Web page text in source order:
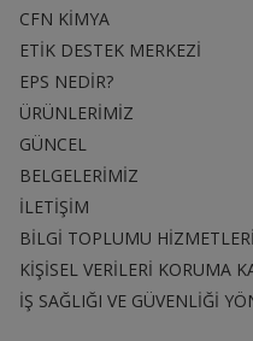
CFN KİMYA
ETİK DESTEK MERKEZİ
EPS NEDİR?
ÜRÜNLERİMİZ
GÜNCEL
BELGELERİMİZ
İLETİŞİM
BİLGİ TOPLUMU HİZMETLERİ
KİŞİSEL VERİLERİ KORUMA
İŞ SAĞLIĞI VE GÜVENLİĞİ